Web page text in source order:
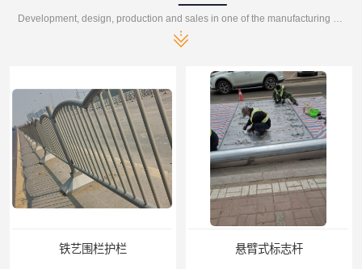
铁艺围栏护栏 悬臂式标志杆